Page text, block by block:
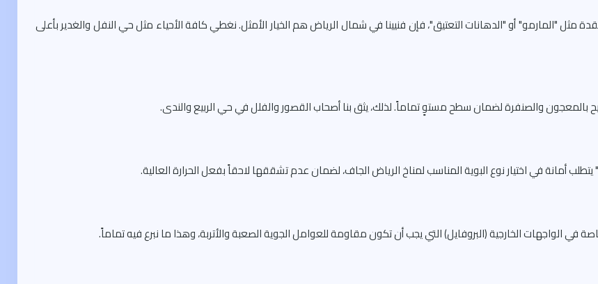
مثل "المارمو" أو "الدهانات التعتيق"، فإن فنيينا في شمال الرياض هم الخيار الأمثل. نغطي كافة الأحياء مثل حي النفل والغدير بأعلى
بالمعجون والصنفرة لضمان سطح مستوٍ تماماً. لذلك، يثق بنا أصحاب القصور والفلل في حي الربيع والندى.
أمانة في اختيار نوع البوية المناسب لمناخ الرياض الجاف، لضمان عدم تشققها لاحقاً بفعل الحرارة العالية.
في الواجهات الخارجية (البروفايل) التي يجب أن تكون مقاومة للعوامل الجوية الصعبة والأتربة، وهذا ما نبرع فيه تماماً.